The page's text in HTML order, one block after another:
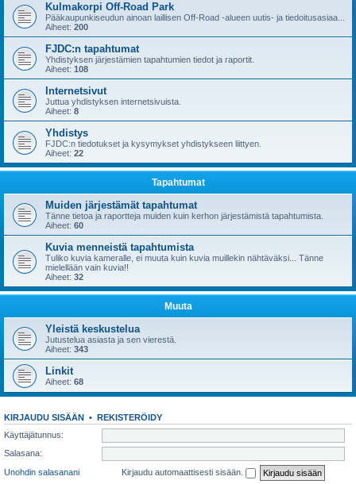
Kulmakorpi Off-Road Park
Pääkaupunkiseudun ainoan laillisen Off-Road -alueen uutis- ja tiedoitusasiaa...
Aiheet: 200
FJDC:n tapahtumat
Yhdistyksen järjestämien tapahtumien tiedot ja raportit.
Aiheet: 108
Internetsivut
Juttua yhdistyksen internetsivuista.
Aiheet: 8
Yhdistys
FJDC:n tiedotukset ja kysymykset yhdistykseen liittyen.
Aiheet: 22
Tapahtumat
Muiden järjestämät tapahtumat
Tänne tietoa ja raportteja muiden kuin kerhon järjestämistä tapahtumista.
Aiheet: 60
Kuvia menneistä tapahtumista
Tuliko kuvia kameralle, ei muuta kuin kuvia muillekin nähtäväksi... Tänne
mielellään vain kuvia!!
Aiheet: 32
Muuta
Yleistä keskustelua
Jutustelua asiasta ja sen vierestä.
Aiheet: 343
Linkit
Aiheet: 68
KIRJAUDU SISÄÄN • REKISTERÖIDY
Käyttäjätunnus:
Salasana:
Unohdin salasanani
Kirjaudu automaattisesti sisään.